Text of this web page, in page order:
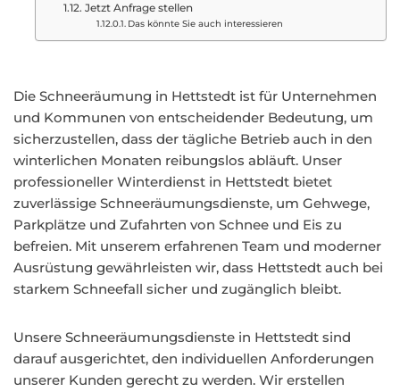
Jetzt Anfrage stellen
Das könnte Sie auch interessieren
Die Schneeräumung in Hettstedt ist für Unternehmen
und Kommunen von entscheidender Bedeutung, um
sicherzustellen, dass der tägliche Betrieb auch in den
winterlichen Monaten reibungslos abläuft. Unser
professioneller Winterdienst in Hettstedt bietet
zuverlässige Schneeräumungsdienste, um Gehwege,
Parkplätze und Zufahrten von Schnee und Eis zu
befreien. Mit unserem erfahrenen Team und moderner
Ausrüstung gewährleisten wir, dass Hettstedt auch bei
starkem Schneefall sicher und zugänglich bleibt.
Unsere Schneeräumungsdienste in Hettstedt sind
darauf ausgerichtet, den individuellen Anforderungen
unserer Kunden gerecht zu werden. Wir erstellen